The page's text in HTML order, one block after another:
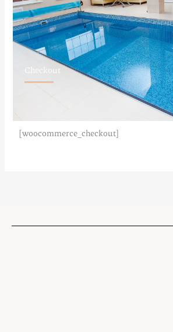
Checkout
[woocommerce_checkout]